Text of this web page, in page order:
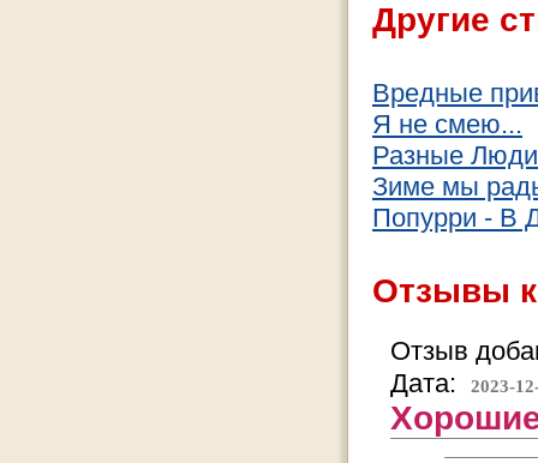
Другие
Вредные
Я не смею...
Разные Люди
Зиме мы
Попурри - В
Отзывы
Отзыв
Дата:
2023-